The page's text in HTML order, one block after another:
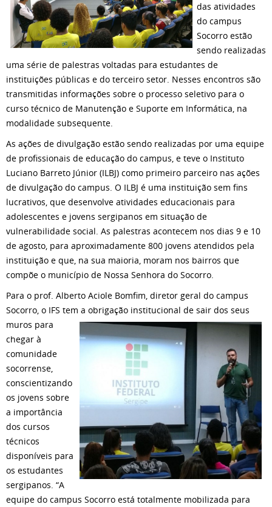
das atividades
do campus
Socorro estão
sendo realizadas
uma série de palestras voltadas para estudantes de
instituições públicas e do terceiro setor. Nesses encontros são
transmitidas informações sobre o processo seletivo para o
curso técnico de Manutenção e Suporte em Informática, na
modalidade subsequente.
As ações de divulgação estão sendo realizadas por uma equipe
de profissionais de educação do campus, e teve o Instituto
Luciano Barreto Júnior (ILBJ) como primeiro parceiro nas ações
de divulgação do campus. O ILBJ é uma instituição sem fins
lucrativos, que desenvolve atividades educacionais para
adolescentes e jovens sergipanos em situação de
vulnerabilidade social. As palestras acontecem nos dias 9 e 10
de agosto, para aproximadamente 800 jovens atendidos pela
instituição e que, na sua maioria, moram nos bairros que
compõe o município de Nossa Senhora do Socorro.
Para o prof. Alberto Aciole Bomfim, diretor geral do campus
Socorro, o IFS tem a obrigação institucional de sair dos seus
muros para
chegar à
comunidade
socorrense,
conscientizando
os jovens sobre
a importância
dos cursos
técnicos
disponíveis para
os estudantes
sergipanos. “A
equipe do campus Socorro está totalmente mobilizada para